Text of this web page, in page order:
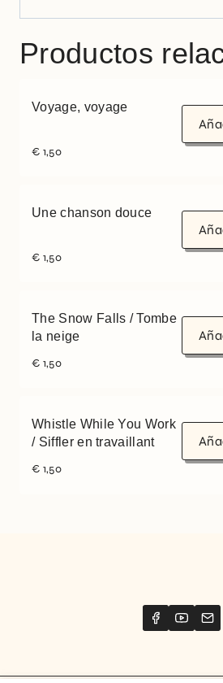
Productos
Voyage, voyage
€ 1,50
Une chanson douce
€ 1,50
The Snow Falls / Tombe
la neige
€ 1,50
Whistle While You Work
/ Siffler en travaillant
€ 1,50